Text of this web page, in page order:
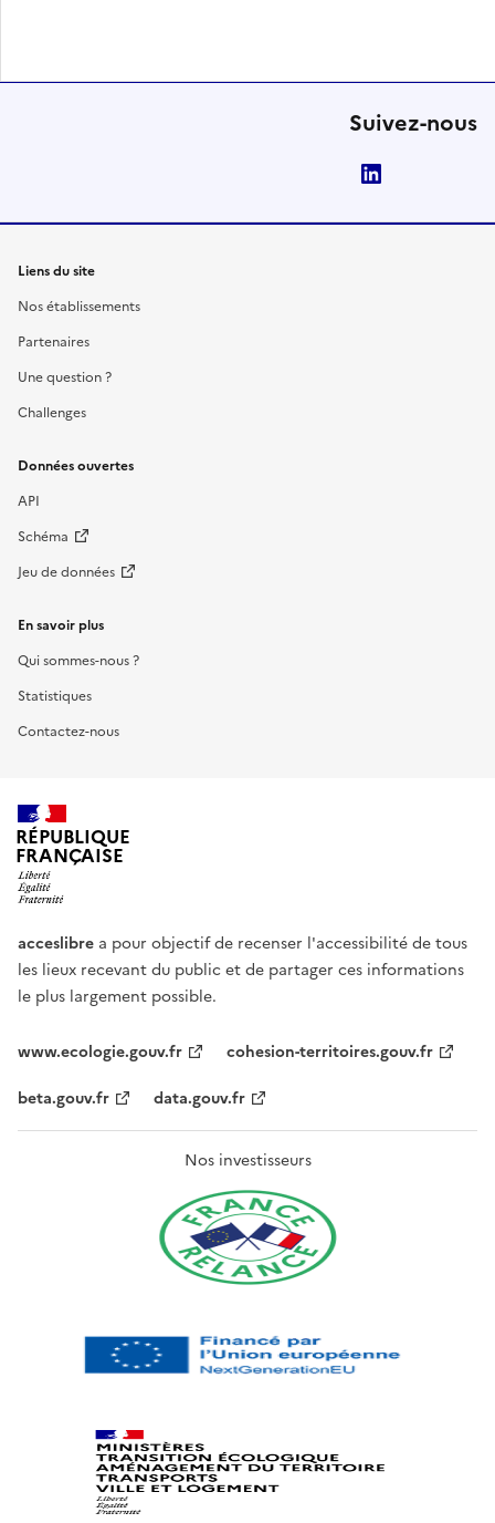
Suivez-nous
Liens du site
Nos établissements
Partenaires
Une question ?
Challenges
Données ouvertes
API
Schéma
Jeu de données
En savoir plus
Qui sommes-nous ?
Statistiques
Contactez-nous
RÉPUBLIQUE
FRANÇAISE
acceslibre a pour objectif de recenser l'accessibilité de tous
les lieux recevant du public et de partager ces informations
le plus largement possible.
www.ecologie.gouv.fr
cohesion-territoires.gouv.fr
beta.gouv.fr
data.gouv.fr
Nos investisseurs